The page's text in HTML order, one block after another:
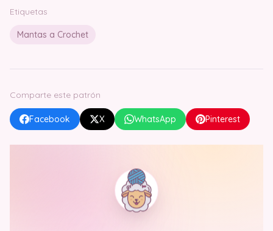
Etiquetas
Mantas a Crochet
Comparte este patrón
Facebook X WhatsApp Pinterest